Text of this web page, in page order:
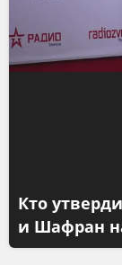
Кто
и Шафран